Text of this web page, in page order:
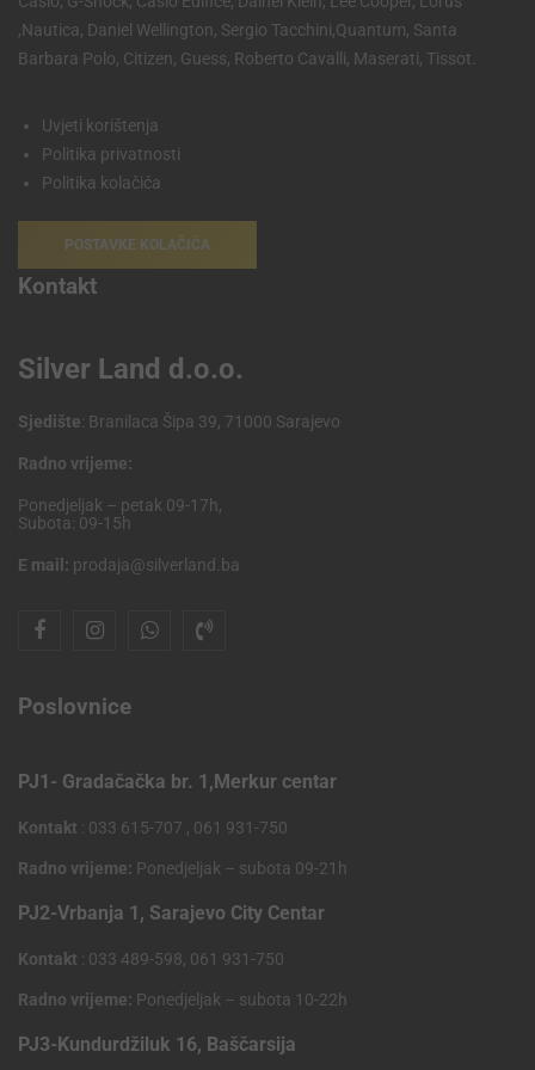
,Nautica, Daniel Wellington, Sergio Tacchini,Quantum, Santa
Barbara Polo, Citizen, Guess, Roberto Cavalli, Maserati, Tissot.
Uvjeti korištenja
Politika privatnosti
Politika kolačića
POSTAVKE KOLAČIĆA
Kontakt
Silver Land d.o.o.
Sjedište: Branilaca Šipa 39, 71000 Sarajevo
Radno vrijeme:
Ponedjeljak – petak 09-17h,
Subota: 09-15h
E mail: prodaja@silverland.ba
Poslovnice
PJ1- Gradačačka br. 1,Merkur centar
Kontakt : 033 615-707 , 061 931-750
Radno vrijeme: Ponedjeljak – subota 09-21h
PJ2-Vrbanja 1, Sarajevo City Centar
Kontakt : 033 489-598, 061 931-750
Radno vrijeme: Ponedjeljak – subota 10-22h
PJ3-Kundurdžiluk 16, Baščarsija